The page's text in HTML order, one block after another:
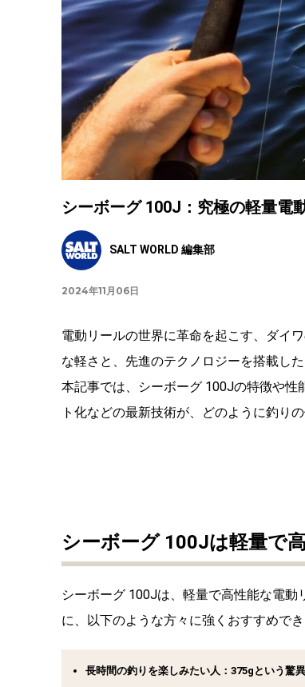
シーボーグ 100J：究極の軽量電
SALT WORLD 編集部
2024年11月06日
電動リールの世界に革命を起こす、ダイ
な軽さと、先進のテクノロジーを搭載し
本記事では、シーボーグ 100Jの特徴や
ト化などの最新技術が、どのように釣り
シーボーグ 100Jは軽量で
シーボーグ 100Jは、軽量で高性能な電
に、以下のような方々に強くおすすめでき
長時間の釣りを楽しみたい人：375gという驚